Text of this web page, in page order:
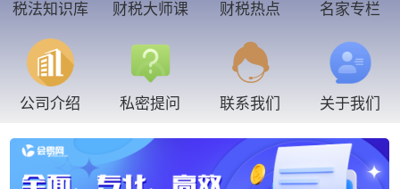
税法知识库 财税大师课 财税热点 名家专栏
公司介绍 私密提问 联系我们 关于我们